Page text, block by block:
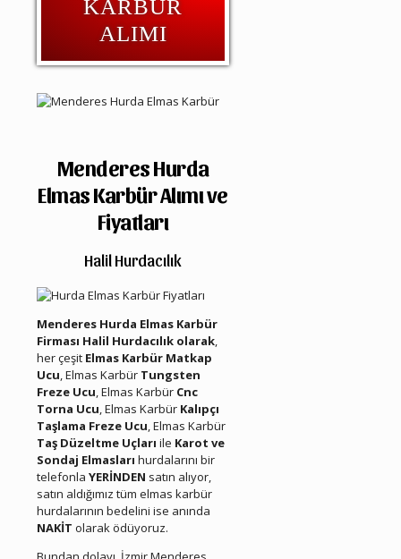
KARBÜR
ALIMI
Menderes Hurda
Elmas Karbür Alımı ve
Fiyatları
Halil Hurdacılık
Menderes Hurda Elmas Karbür
Firması Halil Hurdacılık olarak,
her çeşit Elmas Karbür Matkap
Ucu, Elmas Karbür Tungsten
Freze Ucu, Elmas Karbür Cnc
Torna Ucu, Elmas Karbür Kalıpçı
Taşlama Freze Ucu, Elmas Karbür
Taş Düzeltme Uçları ile Karot ve
Sondaj Elmasları hurdalarını bir
telefonla YERİNDEN satın alıyor,
satın aldığımız tüm elmas karbür
hurdalarının bedelini ise anında
NAKİT olarak ödüyoruz.